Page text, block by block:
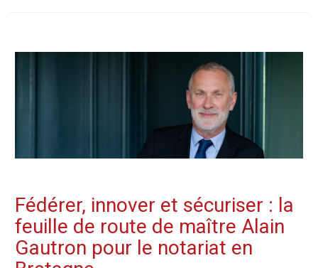
Fédérer, innover et sécuriser : la
feuille de route de maître Alain
Gautron pour le notariat en